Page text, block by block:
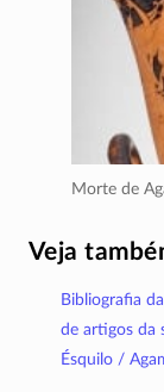
Morte de
Veja
Bibliografia
de artigos da
Ésquilo /